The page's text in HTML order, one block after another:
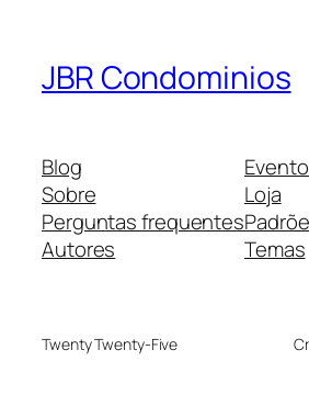
JBR Condominios
Blog
Sobre
Perguntas frequentes
Autores
Loja
Temas
Twenty Twenty-Five